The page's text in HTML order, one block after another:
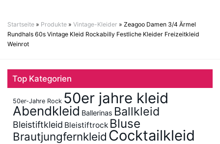
Startseite » Produkte » Vintage-Kleider » Zeagoo Damen 3/4 Ärmel
Rundhals 60s Vintage Kleid Rockabilly Festliche Kleider Freizeitkleid
Weinrot
Top Kategorien
50er-Jahre Rock 50er jahre kleid
Abendkleid Ballerinas Ballkleid
Bleistiftkleid Bleistiftrock Bluse
Brautjungfernkleid Cocktailkleid